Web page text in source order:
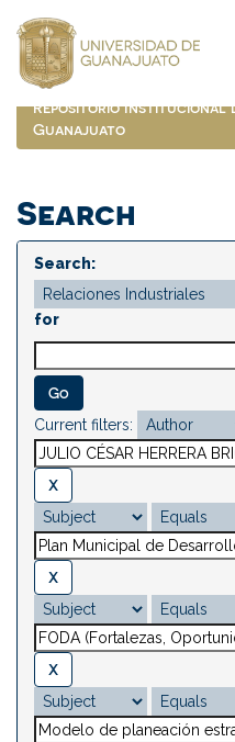
navigation
Repositorio Institucional
Guanajuato
Search
Search:
for
Current filters: